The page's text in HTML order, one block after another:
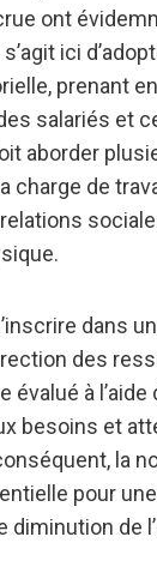
ont
ici
prenant
salariés et
aborder
charge de
dans
des
à l’aide
besoins et
la
pour
diminution de